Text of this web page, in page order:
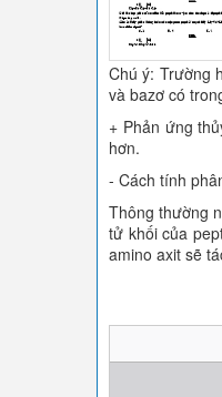
Chú ý: Trường
và bazơ có
+ Phản ứng
hơn.
- Cách tính
Thông thường
tử khối của
amino axit sẽ